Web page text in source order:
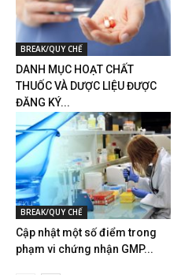
BREAK/QUY CHẾ
DANH MỤC HOẠT CHẤT
THUỐC VÀ DƯỢC LIỆU ĐƯỢC
ĐĂNG KÝ...
BREAK/QUY CHẾ
Cập nhật một số điểm trong
phạm vi chứng nhận GMP...